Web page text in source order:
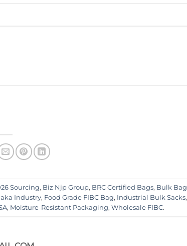
Sourcing, Biz Njp Group, BRC Certified Bags, Bulk Bag
Industry, Food Grade FIBC Bag, Industrial Bulk Sacks,
, Moisture-Resistant Packaging, Wholesale FIBC.